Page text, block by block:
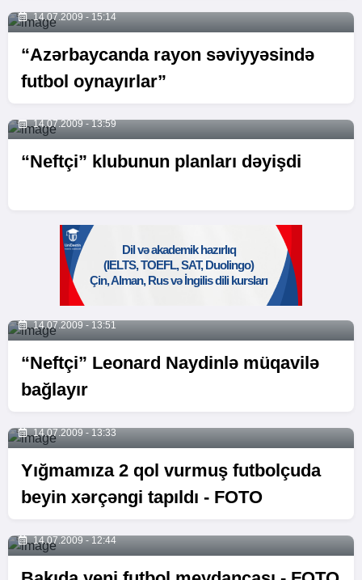
14.07.2009 - 15:14
“Azərbaycanda rayon səviyyəsində
futbol oynayırlar”
14.07.2009 - 13:59
“Neftçi” klubunun planları dəyişdi
14.07.2009 - 13:51
“Neftçi” Leonard Naydinlə müqavilə
bağlayır
14.07.2009 - 13:33
Yığmamıza 2 qol vurmuş futbolçuda
beyin xərçəngi tapıldı - FOTO
14.07.2009 - 12:44